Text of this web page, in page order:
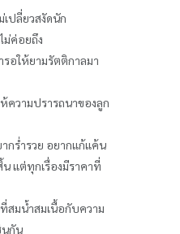
ปลี่ยวสงัดนัก
ม่ค่อยถึง
รอให้ยามรัตติกาลมา
ความปรารถนาของลูก
กร่ำรวย อยากแก้แค้น
แต่ทุกเรื่องมีราคาที่
สมน้ำสมเนื้อกับความ
นกัน